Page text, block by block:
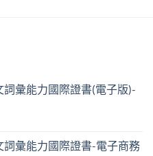
詞彙能力國際證書(電子版)-
詞彙能力國際證書-電子商務